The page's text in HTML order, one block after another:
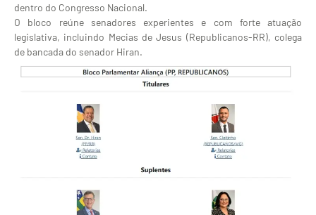
dentro do Congresso Nacional.
O bloco reúne senadores experientes e com forte atuação
legislativa, incluindo Mecias de Jesus (Republicanos-RR), colega
de bancada do senador Hiran.